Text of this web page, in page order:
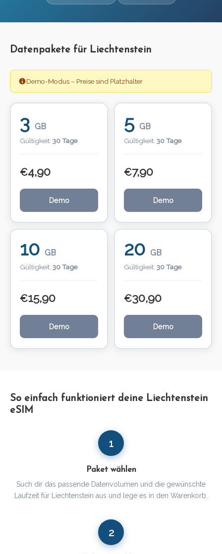
Datenpakete für Liechtenstein
Demo-Modus – Preise sind Platzhalter
3 GB
Gültigkeit: 30 Tage
€4,90
Demo
5 GB
Gültigkeit: 30 Tage
€7,90
Demo
10 GB
Gültigkeit: 30 Tage
€15,90
Demo
20 GB
Gültigkeit: 30 Tage
€30,90
Demo
So einfach funktioniert deine Liechtenstein
eSIM
1
Paket wählen
Such dir das passende Datenvolumen und die gewünschte
Laufzeit für Liechtenstein aus und lege es in den Warenkorb.
2